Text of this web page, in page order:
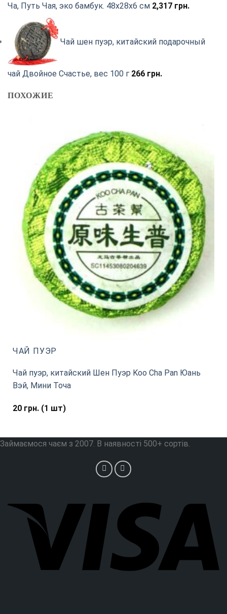
Ча, Путь Чая, эко бамбук. 48х28х6 см 2,317 грн.
Чай шен пуэр, китайский подарочный
чай Двойное Счастье, вес 100 г 266 грн.
ПОХОЖИЕ
ЧАЙ ПУЭР
Чай пуэр, китайский Шен Пуэр Koo Cha Pan Юань
Вэй, Мини Точа
20грн.(1 шт)
Займаємося чаєм з 2007. В наявності 500+ сортів.